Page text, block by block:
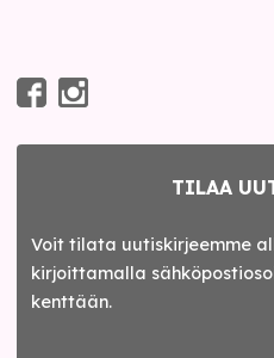
TILAA
Voit tilata uutiskirjeemme
kirjoittamalla
kenttään.